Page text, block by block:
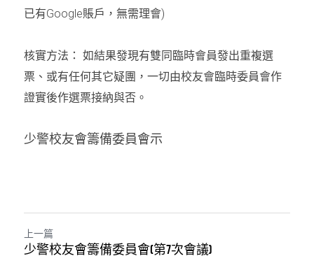
已有Google賬戶，無需理會)
核實方法： 如結果發現有雙同臨時會員發出重複選
票、或有任何其它疑團，一切由校友會臨時委員會作
證實後作選票接納與否 。
少警校友會籌備委員會示
上一篇
少警校友會籌備委員會(第7次會議)